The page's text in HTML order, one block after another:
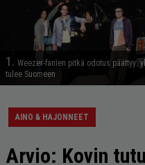
1. Weezer-fanien pitkä odotus päättyy:
tulee Suomeen
AINO & HAJONNEET
Arvio: Kovin